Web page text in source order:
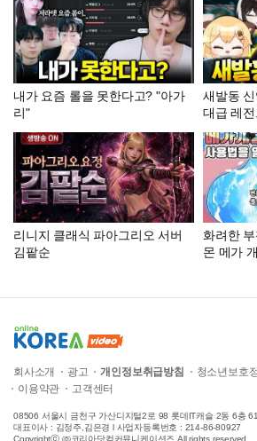
#데포로
내가 요즘 롤을 못한다고? "아가
리"
새발동
대급 레
리니지 클래식 파아그리오 서버
김팥순
화려한
몬 메가
회사소개 광고 개인정보취급방침 청소년보호
이용약관
고객센터
08506 서울시 금천구 가산디지털2로 98 롯데IT캐슬 2동 6층
대표이사 : 김정주,김은경 l 사업자등록번호 : 214-86-80927
Copyrightⓒ ㈜코리아닷컴커뮤니케이션즈 All rights reserved.